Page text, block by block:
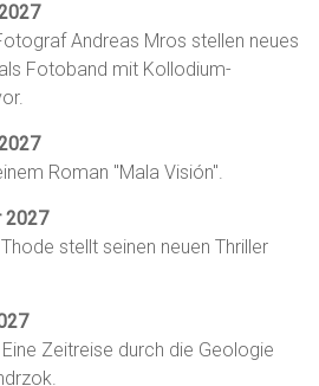
Andreas Mros stellen neues
Fotoband mit Kollodium-
Roman "Mala Visión".
2027
stellt seinen neuen Thriller
Eine Zeitreise durch die Geologie